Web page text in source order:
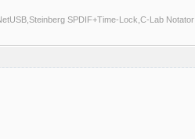
SPDIF+Time-Lock,C-Lab Notator